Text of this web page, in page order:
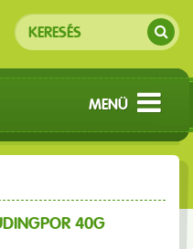
MENÜ
40G